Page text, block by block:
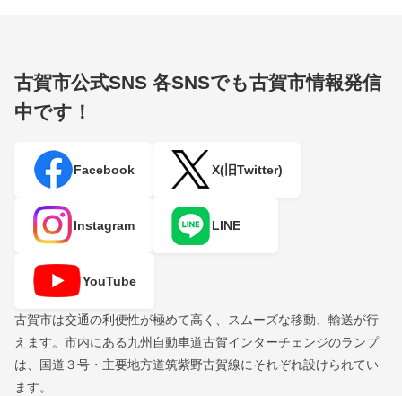
古賀市公式SNS 各SNSでも古賀市情報発信
中です！
Facebook X(旧Twitter)
Instagram LINE
YouTube
古賀市は交通の利便性が極めて高く、スムーズな移動、輸送が行
えます。市内にある九州自動車道古賀インターチェンジのランプ
は、国道３号・主要地方道筑紫野古賀線にそれぞれ設けられてい
ます。